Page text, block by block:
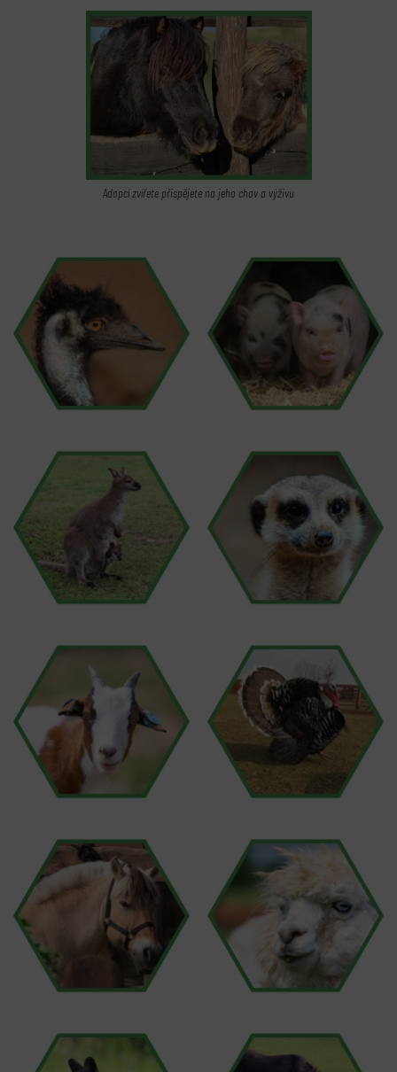
Adopcí zvířete přispějete na jeho chov a výživu